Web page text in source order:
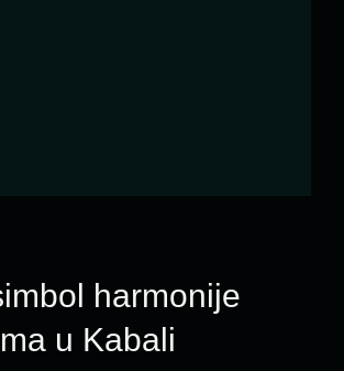
harmonije
u Kabali